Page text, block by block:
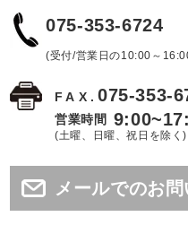
075-353-6724
(受付/営業日の10:00～
FAX.075-353-
営業時間
(土曜、日曜、祝日を除く)
メールでのお